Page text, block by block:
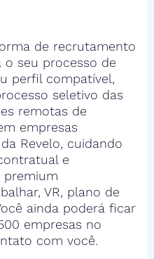
de recrutamento
o seu processo de
perfil compatível,
seletivo das
remotas de
empresas
Revelo, cuidando
e
premium
VR, plano de
ainda poderá ficar
empresas no
com você.